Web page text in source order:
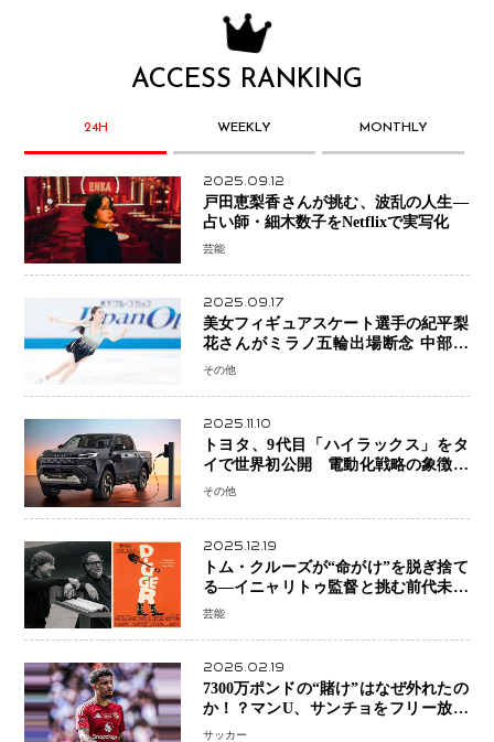
ACCESS RANKING
24H WEEKLY MONTHLY
2025.09.12
戸田恵梨香さんが挑む、波乱の人生―
占い師・細木数子をNetflixで実写化
芸能
2025.09.17
美女フィギュアスケート選手の紀平梨
花さんがミラノ五輪出場断念 中部選
手権欠場を発表「安全最優先の判断」
その他
2025.11.10
トヨタ、9代目「ハイラックス」をタ
イで世界初公開 電動化戦略の象徴と
なるBEVモデルを初設定
その他
2025.12.19
トム・クルーズが“命がけ”を脱ぎ捨て
る―イニャリトゥ監督と挑む前代未聞
の大惨事コメディ「DIGGER ディガ
芸能
2026.02.19
7300万ポンドの“賭け”はなぜ外れたの
か！？マンU、サンチョをフリー放出
へ・・・補強戦略の転換点に
サッカー